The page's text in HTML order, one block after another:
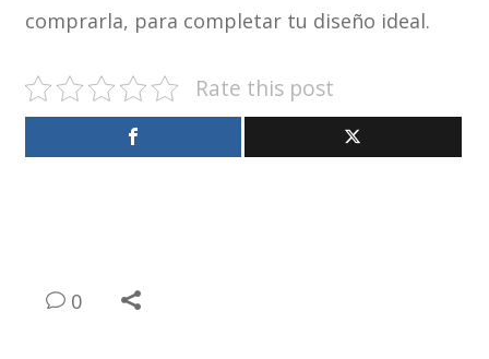
comprarla, para completar tu diseño ideal.
Rate this post
0